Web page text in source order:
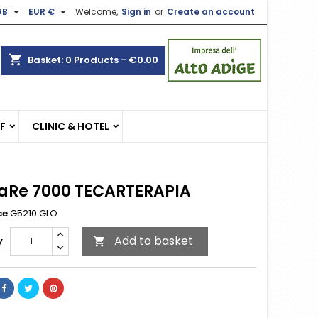
Welcome, Sign in or Create an account
EUR € 

shopping_cart Basket: 0 Products - €0.00
CLINIC & HOTEL
7000 TECARTERAPIA
G5210 GLO
 Add to basket
×
×
×